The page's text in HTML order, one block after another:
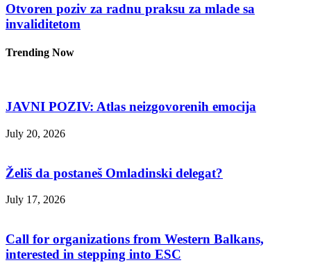
Otvoren poziv za radnu praksu za mlade sa
invaliditetom
Trending Now
JAVNI POZIV: Atlas neizgovorenih emocija
July 20, 2026
Želiš da postaneš Omladinski delegat?
July 17, 2026
Call for organizations from Western Balkans,
interested in stepping into ESC